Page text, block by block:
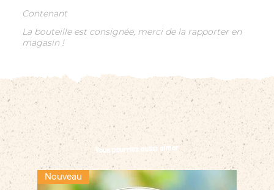
Contenant
La bouteille est consignée, merci de la rapporter en
magasin !
Vous pourriez aussi aimer
Nouveau